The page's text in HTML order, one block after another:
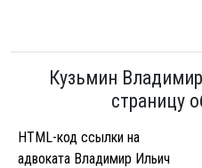
Кузьмин
страницу
HTML-код ссылки на
адвоката Владимир Ильич